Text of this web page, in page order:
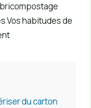
Vos habitudes de
du carton